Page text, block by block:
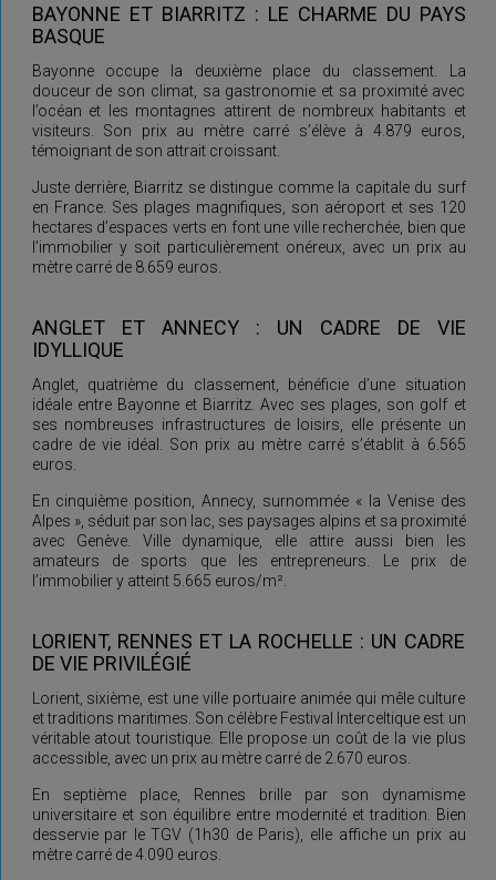
BAYONNE ET BIARRITZ : LE CHARME DU PAYS
BASQUE
Bayonne occupe la deuxième place du classement. La
douceur de son climat, sa gastronomie et sa proximité avec
l’océan et les montagnes attirent de nombreux habitants et
visiteurs. Son prix au mètre carré s’élève à 4.879 euros,
témoignant de son attrait croissant.
Juste derrière, Biarritz se distingue comme la capitale du surf
en France. Ses plages magnifiques, son aéroport et ses 120
hectares d’espaces verts en font une ville recherchée, bien que
l’immobilier y soit particulièrement onéreux, avec un prix au
mètre carré de 8.659 euros.
ANGLET ET ANNECY : UN CADRE DE VIE
IDYLLIQUE
Anglet, quatrième du classement, bénéficie d’une situation
idéale entre Bayonne et Biarritz. Avec ses plages, son golf et
ses nombreuses infrastructures de loisirs, elle présente un
cadre de vie idéal. Son prix au mètre carré s’établit à 6.565
euros.
En cinquième position, Annecy, surnommée « la Venise des
Alpes », séduit par son lac, ses paysages alpins et sa proximité
avec Genève. Ville dynamique, elle attire aussi bien les
amateurs de sports que les entrepreneurs. Le prix de
l’immobilier y atteint 5.665 euros/m².
LORIENT, RENNES ET LA ROCHELLE : UN CADRE
DE VIE PRIVILÉGIÉ
Lorient, sixième, est une ville portuaire animée qui mêle culture
et traditions maritimes. Son célèbre Festival Interceltique est un
véritable atout touristique. Elle propose un coût de la vie plus
accessible, avec un prix au mètre carré de 2.670 euros.
En septième place, Rennes brille par son dynamisme
universitaire et son équilibre entre modernité et tradition. Bien
desservie par le TGV (1h30 de Paris), elle affiche un prix au
mètre carré de 4.090 euros.